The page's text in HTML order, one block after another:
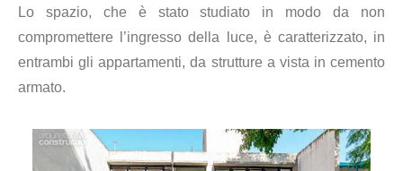
Lo spazio, che è stato studiato in modo da non
compromettere l’ingresso della luce, è caratterizzato, in
entrambi gli appartamenti, da strutture a vista in cemento
armato.